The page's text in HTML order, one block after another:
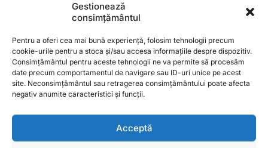
Gestionează
consimțământul
Pentru a oferi cea mai bună experiență, folosim tehnologii precum
cookie-urile pentru a stoca și/sau accesa informațiile despre dispozitiv.
Consimțământul pentru aceste tehnologii ne va permite să procesăm
date precum comportamentul de navigare sau ID-uri unice pe acest
site. Neconsimțământul sau retragerea consimțământului poate afecta
negativ anumite caracteristici și funcții.
Acceptă
Cont
Contul meu
Favorite
Magazin